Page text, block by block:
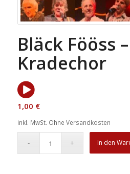
Bläck Fööss –
Kradechor
1,00 €
inkl. MwSt. Ohne Versandkosten
In den